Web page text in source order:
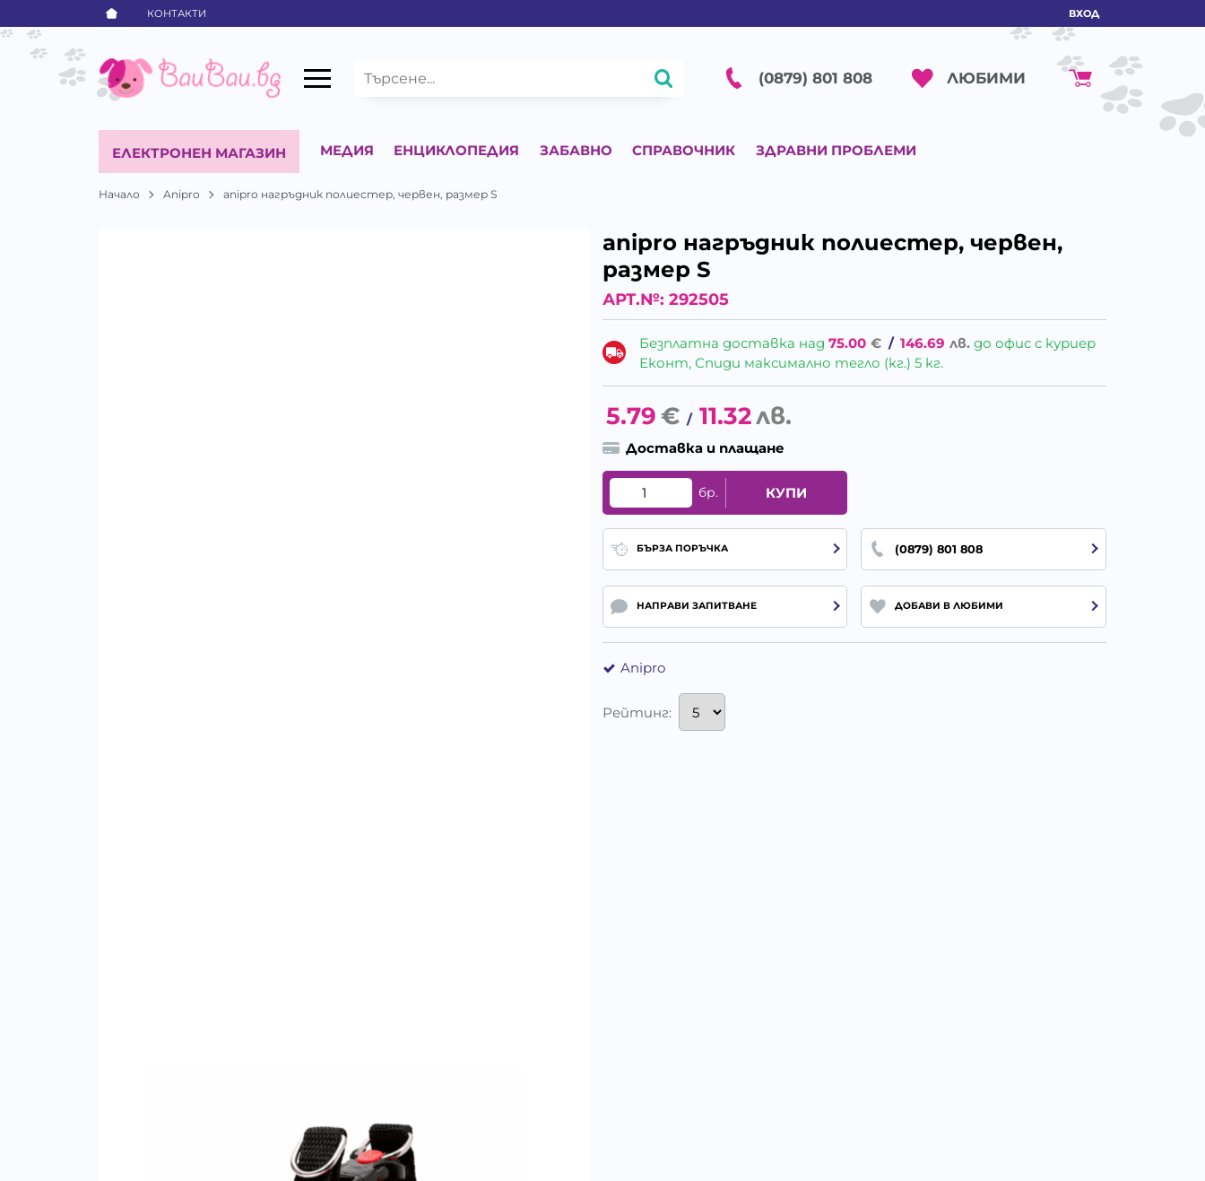
КОНТАКТИ ВХОД
(0879) 801 808 ЛЮБИМИ
ЕЛЕКТРОНЕН МАГАЗИН МЕДИЯ ЕНЦИКЛОПЕДИЯ ЗАБАВНО СПРАВОЧНИК ЗДРАВНИ ПРОБЛЕМИ
Начало Anipro anipro нагръдник полиестер, червен, размер S
anipro нагръдник полиестер, червен,
размер S
АРТ.№: 292505
Безплатна доставка над75.00 € / 146.69 лв. до офис с куриер
Еконт, Спиди максимално тегло (кг.) 5 кг.
5.79€ / 11.32лв.
Доставка и плащане
бр. КУПИ
БЪРЗА ПОРЪЧКА (0879) 801 808
НАПРАВИ ЗАПИТВАНЕ ДОБАВИ В ЛЮБИМИ
Anipro
Рейтинг: